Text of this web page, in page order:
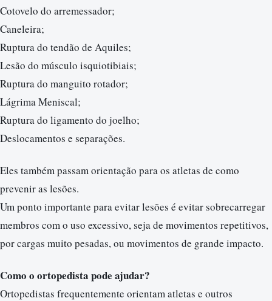
Cotovelo do arremessador;
Caneleira;
Ruptura do tendão de Aquiles;
Lesão do músculo isquiotibiais;
Ruptura do manguito rotador;
Lágrima Meniscal;
Ruptura do ligamento do joelho;
Deslocamentos e separações.
Eles também passam orientação para os atletas de como
prevenir as lesões.
Um ponto importante para evitar lesões é evitar sobrecarregar
membros com o uso excessivo, seja de movimentos repetitivos,
por cargas muito pesadas, ou movimentos de grande impacto.
Como o ortopedista pode ajudar?
Ortopedistas frequentemente orientam atletas e outros